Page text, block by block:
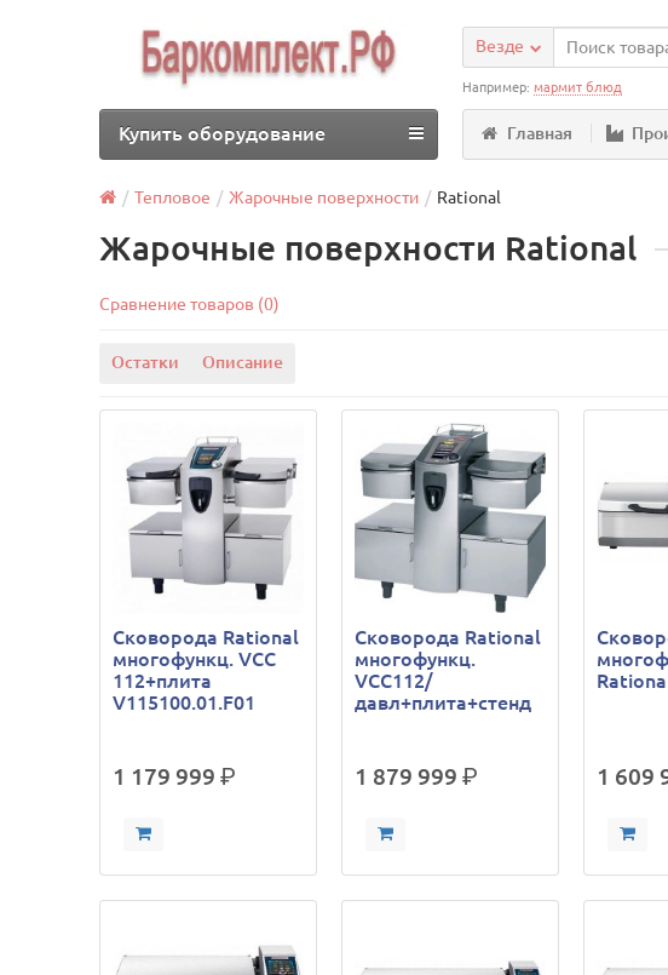
Везде
Например:мармит блюд
Главная
Купить оборудование
Тепловое Жарочные поверхности Rational
Жарочные поверхности Rational
Сравнение товаров (0)
Остатки Описание
Сковорода Rational
многофункц. VCC
112+плита
V115100.01.F01
1 179 999р.
Сковорода Rational
многофункц.
VCC112/
давл+плита+стенд
1 879 999р. 1 609